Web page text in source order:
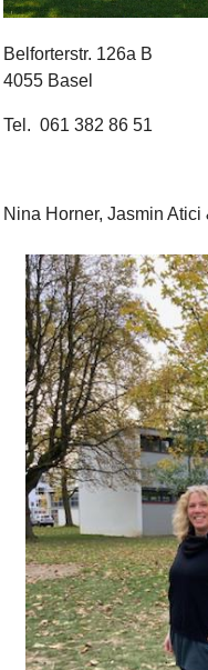
Belforterstr. 126a B
4055 Basel
Tel. 061 382 86 51
Nina Horner, Jasmin